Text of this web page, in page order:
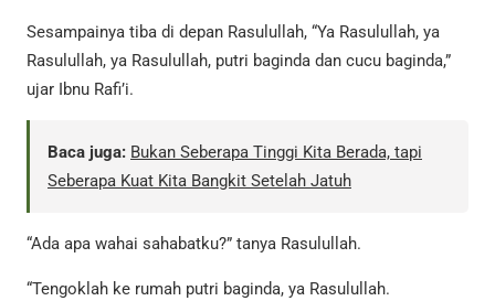
Sesampainya tiba di depan Rasulullah, “Ya Rasulullah, ya
Rasulullah, ya Rasulullah, putri baginda dan cucu baginda,”
ujar Ibnu Rafi’i.
Baca juga: Bukan Seberapa Tinggi Kita Berada, tapi
Seberapa Kuat Kita Bangkit Setelah Jatuh
“Ada apa wahai sahabatku?” tanya Rasulullah.
“Tengoklah ke rumah putri baginda, ya Rasulullah.